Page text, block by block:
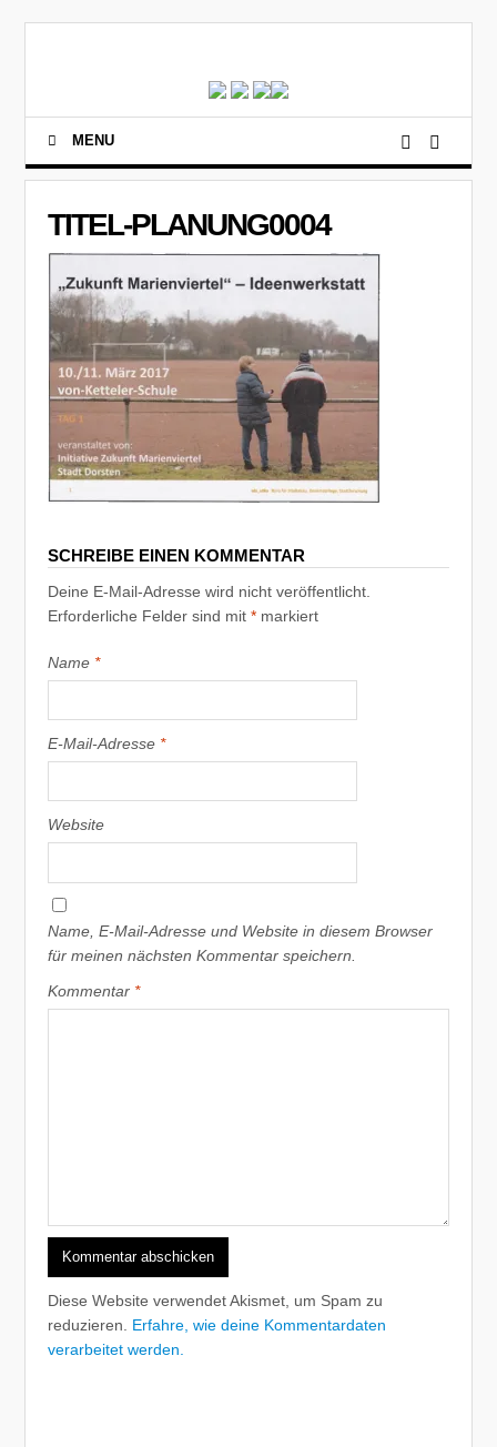
MENU
TITEL-PLANUNG0004
SCHREIBE EINEN KOMMENTAR
Deine E-Mail-Adresse wird nicht veröffentlicht.
Erforderliche Felder sind mit* markiert
Name *
E-Mail-Adresse *
Website
Name, E-Mail-Adresse und Website in diesem Browser
für meinen nächsten Kommentar speichern.
Kommentar *
Diese Website verwendet Akismet, um Spam zu
reduzieren. Erfahre, wie deine Kommentardaten
verarbeitet werden.